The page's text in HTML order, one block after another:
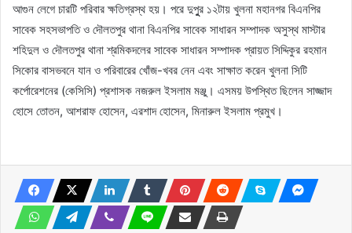
আগুন লেগে চারটি পরিবার ক্ষতিগ্রস্থ হয়। পরে দুপুুর ১২টায় খুলনা মহানগর বিএনপির
সাবেক সহসভাপতি ও দৌলতপুর থানা বিএনপির সাবেক সাধারন সম্পাদক অসুস্থ মাস্টার
শহিদুল ও দৌলতপুর থানা শ্রমিকদলের সাবেক সাধারন সম্পাদক প্রায়ত সিদ্দিকুর রহমান
সিকোর বাসভবনে যান ও পরিবারের খোঁজ-খবর নেন এবং সাক্ষাত করেন খুলনা সিটি
কর্পোরেশনের (কেসিসি) প্রশাসক নজরুল ইসলাম মঞ্জু। এসময় উপস্থিত ছিলেন সাজ্জাদ
হোসে তোতন, আশরাফ হোসেন, এরশাদ হোসেন, মিনারুল ইসলাম প্রমুখ।